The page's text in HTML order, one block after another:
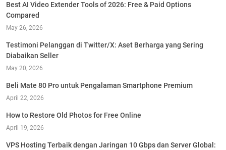
Best AI Video Extender Tools of 2026: Free & Paid Options
Compared
May 26, 2026
Testimoni Pelanggan di Twitter/X: Aset Berharga yang Sering
Diabaikan Seller
May 20, 2026
Beli Mate 80 Pro untuk Pengalaman Smartphone Premium
April 22, 2026
How to Restore Old Photos for Free Online
April 19, 2026
VPS Hosting Terbaik dengan Jaringan 10 Gbps dan Server Global: